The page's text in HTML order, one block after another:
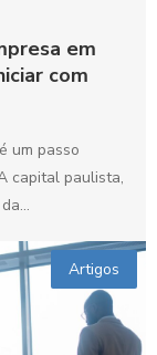
em
com
um passo
capital paulista,
Artigos